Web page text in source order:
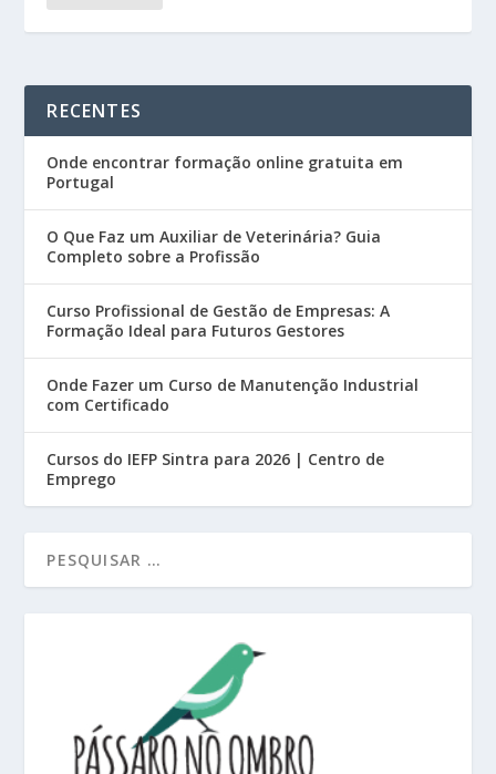
RECENTES
Onde encontrar formação online gratuita em
Portugal
O Que Faz um Auxiliar de Veterinária? Guia
Completo sobre a Profissão
Curso Profissional de Gestão de Empresas: A
Formação Ideal para Futuros Gestores
Onde Fazer um Curso de Manutenção Industrial
com Certificado
Cursos do IEFP Sintra para 2026 | Centro de
Emprego